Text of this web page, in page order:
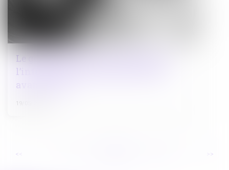
Le gouvernement veut accélérer sur
l’interdiction des réseaux sociaux
avant 15 ans
19/05/2025
<< >>